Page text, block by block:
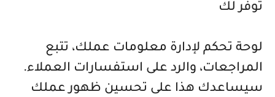
توفر لك
لوحة تحكم لإدارة معلومات عملك، تتبع
المراجعات، والرد على استفسارات العملاء.
سيساعدك هذا على تحسين ظهور عملك